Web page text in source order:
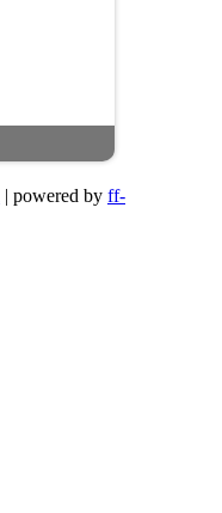
| powered by ff-